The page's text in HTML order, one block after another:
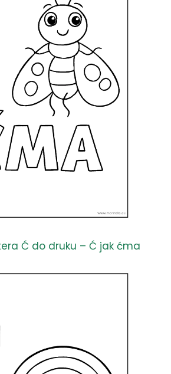
Ć do druku – Ć jak ćma